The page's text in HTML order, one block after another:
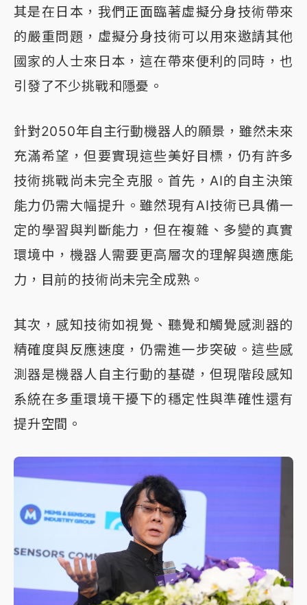
其是在日本，我們正面臨著虛擬分身技術帶來
的嚴重問題，虛擬分身技術可以用來邀請其他
國家的人士來日本，這在帶來便利的同時，也
引發了不少挑戰和隱憂。
針對2050年自主行動機器人的願景，雖然未來
充滿希望，但要實現這些美好目標，仍有許多
技術挑戰尚未完全克服。首先，AI的自主決策
能力仍需大幅提升。雖然現有AI技術已具備一
定的學習與判斷能力，但在複雜、多變的真實
環境中，機器人需要更高層次的理解與適應能
力，目前的技術尚未完全成熟。
其次，感知技術如視覺、聽覺和觸覺感測器的
精確度與反應速度，仍需進一步突破。這些感
測器是機器人自主行動的基礎，但現階段感知
系統在多重環境干擾下的穩定性與準確性還有
提升空間。